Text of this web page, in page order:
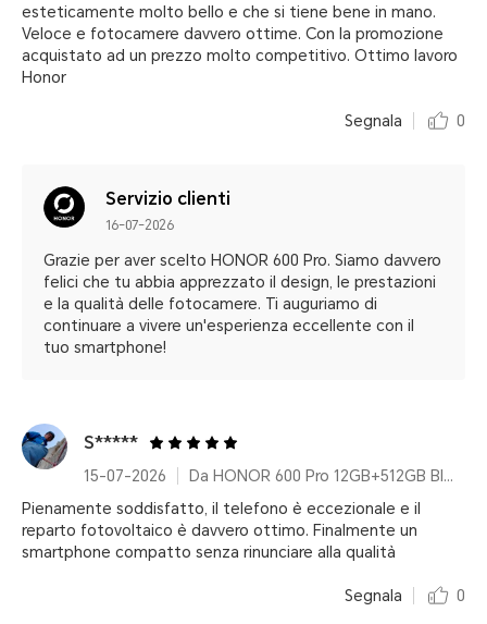
esteticamente molto bello e che si tiene bene in mano.
Veloce e fotocamere davvero ottime. Con la promozione
acquistato ad un prezzo molto competitivo. Ottimo lavoro
Honor
Segnala 0
Servizio clienti
16-07-2026
Grazie per aver scelto HONOR 600 Pro. Siamo davvero
felici che tu abbia apprezzato il design, le prestazioni
e la qualità delle fotocamere. Ti auguriamo di
continuare a vivere un'esperienza eccellente con il
tuo smartphone!
S*****
15-07-2026
Da HONOR 600 Pro 12GB+512GB Black With 100w Charger
Pienamente soddisfatto, il telefono è eccezionale e il
reparto fotovoltaico è davvero ottimo. Finalmente un
smartphone compatto senza rinunciare alla qualità
Segnala 0